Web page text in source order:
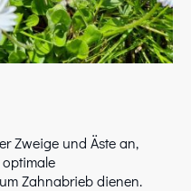
Zweige und Äste an,
Zahnabrieb dienen.